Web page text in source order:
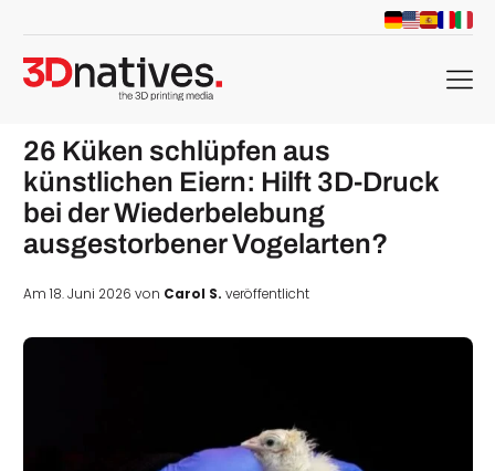
menu
26 Küken schlüpfen aus
künstlichen Eiern: Hilft 3D-Druck
bei der Wiederbelebung
ausgestorbener Vogelarten?
Am 18. Juni 2026 von Carol S. veröffentlicht